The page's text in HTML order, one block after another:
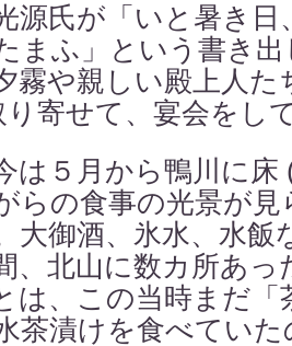
源氏が「いと暑き
まふ」という書き
霧や親しい殿上人た
り寄せて、宴会をし
は５月から鴨川に床
らの食事の光景が
大御酒、氷水、水飯
、北山に数カ所あ
は、この当時まだ
茶漬けを食べてい